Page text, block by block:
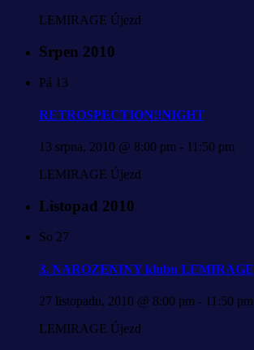
LEMIRAGE Újezd
Srpen 2010
Pá 13
RETROSPECTION!!NIGHT
13 srpna, 2010 @ 8:00 pm - 11:50 pm
LEMIRAGE Újezd
Listopad 2010
So 27
3. NAROZENINY klubu LEMIRAGE
27 listopadu, 2010 @ 8:00 pm - 11:50 pm
LEMIRAGE Újezd